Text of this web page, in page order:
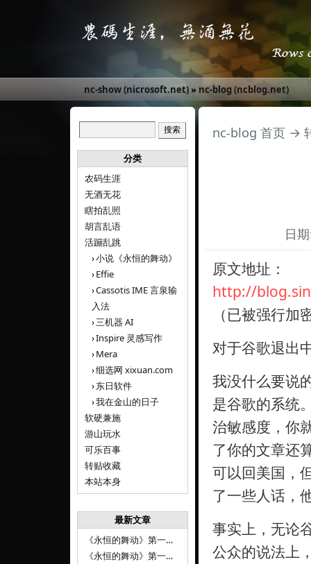
nc-show (nicrosoft.net)» nc-blog (ncblog.net)
分类
农码生涯
无酒无花
瞎拍乱照
胡言乱语
活蹦乱跳
小说《永恒的舞动》
Effie
Cassotis IME 言泉输
入法
三机器 AI
Inspire 灵感写作
Mera
细选网 xixuan.com
东日软件
我在金山的日子
软硬兼施
游山玩水
可乐百事
转贴收藏
本站本身
最新文章
《永恒的舞动》第一百二十八章
《永恒的舞动》第一百二十七章
nc-blog 首页 →
日
原文地址：
http://
（已被强行加
对于谷歌退出
我没什么要说
是谷歌的系统
治敏感度，你
了你的文章还
可以回美国，
了一些人话，
事实上，无论
公众的说法上